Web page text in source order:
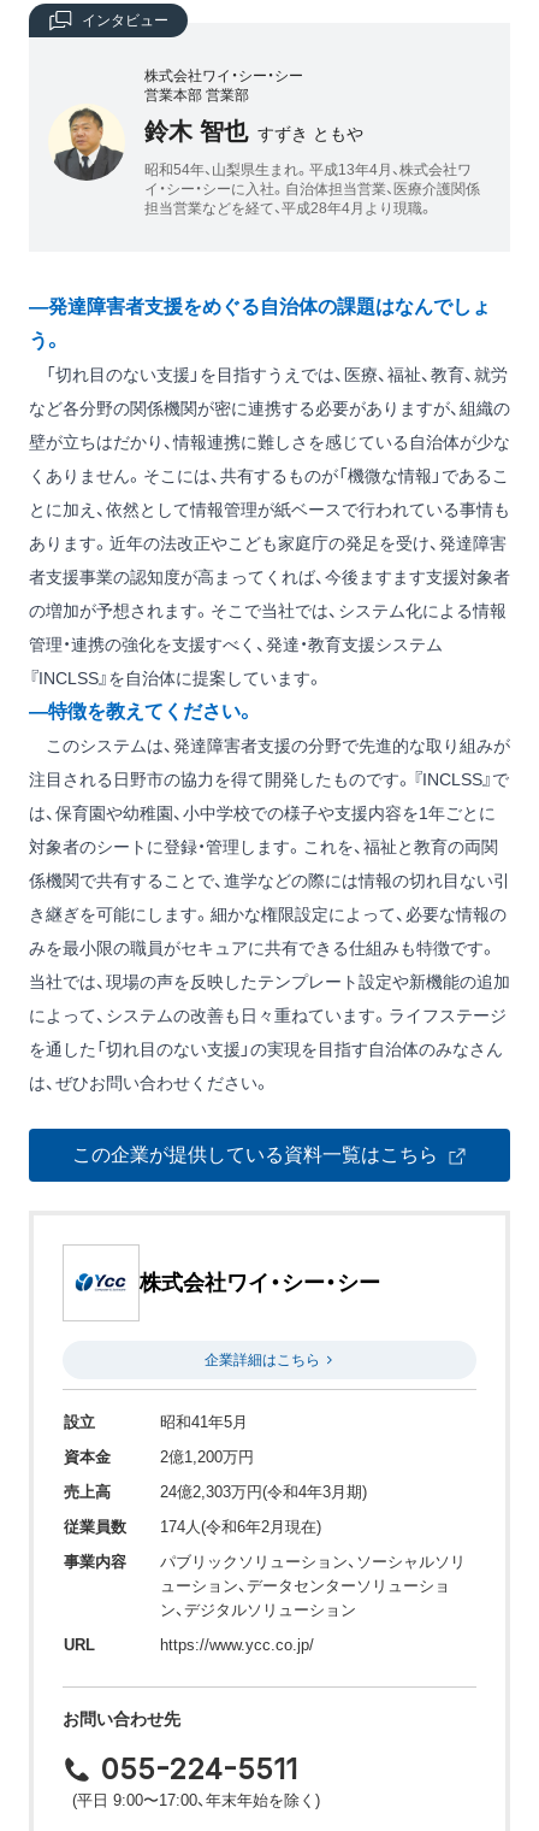
インタビュー
株式会社ワイ・シー・シー
営業本部 営業部
鈴木 智也 すずき ともや
昭和54年、山梨県生まれ。平成13年4月、株式会社ワ
イ・シー・シーに入社。自治体担当営業、医療介護関係
担当営業などを経て、平成28年4月より現職。
―発達障害者支援をめぐる自治体の課題はなんでしょ
う。
「切れ目のない支援」を目指すうえでは、医療、福祉、教育、就労
など各分野の関係機関が密に連携する必要がありますが、組織の
壁が立ちはだかり、情報連携に難しさを感じている自治体が少な
くありません。そこには、共有するものが「機微な情報」であるこ
とに加え、依然として情報管理が紙ベースで行われている事情も
あります。近年の法改正やこども家庭庁の発足を受け、発達障害
者支援事業の認知度が高まってくれば、今後ますます支援対象者
の増加が予想されます。そこで当社では、システム化による情報
管理・連携の強化を支援すべく、発達・教育支援システム
『INCLSS』を自治体に提案しています。
―特徴を教えてください。
このシステムは、発達障害者支援の分野で先進的な取り組みが
注目される日野市の協力を得て開発したものです。『INCLSS』で
は、保育園や幼稚園、小中学校での様子や支援内容を1年ごとに
対象者のシートに登録・管理します。これを、福祉と教育の両関
係機関で共有することで、進学などの際には情報の切れ目ない引
き継ぎを可能にします。細かな権限設定によって、必要な情報の
みを最小限の職員がセキュアに共有できる仕組みも特徴です。
当社では、現場の声を反映したテンプレート設定や新機能の追加
によって、システムの改善も日々重ねています。ライフステージ
を通した「切れ目のない支援」の実現を目指す自治体のみなさん
は、ぜひお問い合わせください。
この企業が提供している資料一覧はこちら
株式会社ワイ・シー・シー
企業詳細はこちら
設立
昭和41年5月
資本金
2億1,200万円
売上高
24億2,303万円(令和4年3月期)
従業員数
174人(令和6年2月現在)
事業内容
パブリックソリューション、ソーシャルソリ
ューション、データセンターソリューショ
ン、デジタルソリューション
URL
https://www.ycc.co.jp/
お問い合わせ先
055-224-5511
(平日 9:00〜17:00、年末年始を除く)